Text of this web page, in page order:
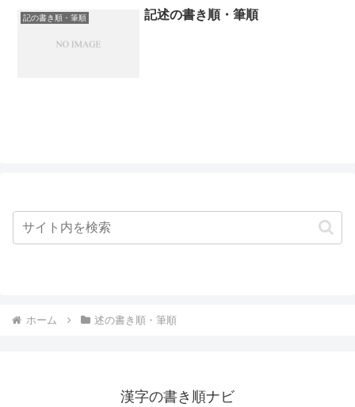
記の書き順・筆順 記述の書き順・筆順
ホーム 述の書き順・筆順
漢字の書き順ナビ